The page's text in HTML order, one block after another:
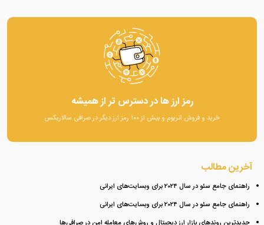
رمز ارز ها در دسترس تر از همیشه
خرید و فروش اتریوم و بیش از ۱۰۰ رمز ارز دیگر در صرافی سالاریکس
آخرین مطالب
راهنمای جامع سئو در سال ۲۰۲۴ برای وبسایت‌های ایرانی
راهنمای جامع سئو در سال ۲۰۲۴ برای وبسایت‌های ایرانی